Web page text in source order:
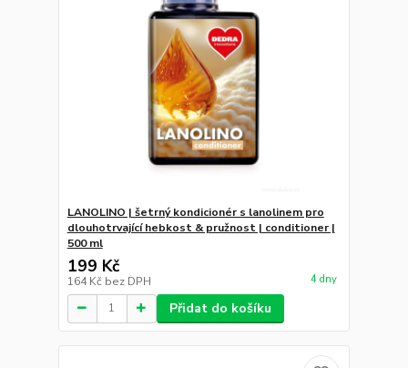
LANOLINO | šetrný kondicionér s lanolinem pro
dlouhotrvající hebkost & pružnost | conditioner |
500 ml
199 Kč
164 Kč bez DPH 4 dny
Přidat do košíku